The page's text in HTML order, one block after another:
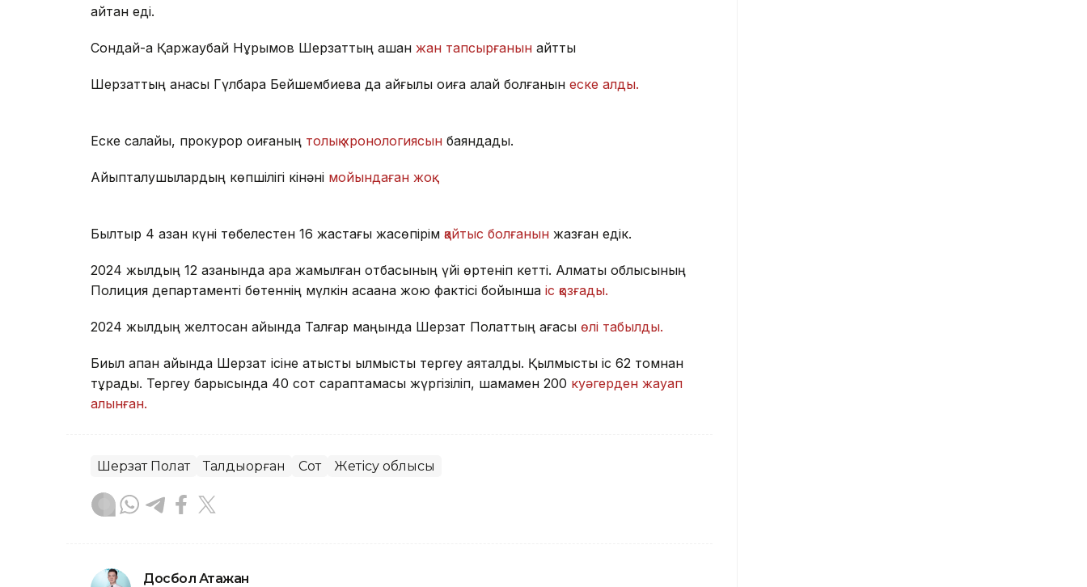
айтқан еді.
Сондай-ақ Қаржаубай Нұрымов Шерзаттың қашан жан тапсырғанын айтты
Шерзаттың анасы Гүлбара Бейшембиева да қайғылы оқиға қалай болғанын еске алды.
Еске салайық, прокурор оқиғаның толық хронологиясын баяндады.
Айыпталушылардың көпшілігі кінәні мойындаған жоқ.
Былтыр 4 қазан күні төбелестен 16 жастағы жасөпірім қайтыс болғанын жазған едік.
2024 жылдың 12 қазанында қара жамылған отбасының үйі өртеніп кетті. Алматы облысының
Полиция департаменті бөтеннің мүлкін қасақана жою фактісі бойынша іс қозғады.
2024 жылдың желтоқсан айында Талғар маңында Шерзат Полаттың ағасы өлі табылды.
Биыл ақпан айында Шерзат ісіне қатысты қылмысты тергеу аяқталды. Қылмыстық іс 62 томнан
тұрады. Тергеу барысында 40 сот сараптамасы жүргізіліп, шамамен 200 куәгерден жауап
алынған.
Шерзат Полат Талдықорған Сот Жетісу облысы
Досбол Атажан